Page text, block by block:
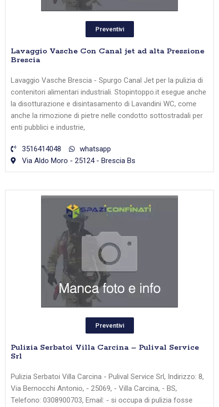
Preventivi
Lavaggio Vasche Con Canal jet ad alta Pressione
Brescia
Lavaggio Vasche Brescia - Spurgo Canal Jet per la pulizia di
contenitori alimentari industriali. Stopintoppo.it esegue anche
la disotturazione e disintasamento di Lavandini WC, come
anche la rimozione di pietre nelle condotto sottostradali per
enti pubblici e industrie,
3516414048
whatsapp
Via Aldo Moro - 25124 - Brescia Bs
Preventivi
Pulizia Serbatoi Villa Carcina – Pulival Service
Srl
Pulizia Serbatoi Villa Carcina - Pulival Service Srl, Indirizzo: 8,
Via Bernocchi Antonio, - 25069, - Villa Carcina, - BS,
Telefono: 0308900703, Email: - si occupa di pulizia fosse